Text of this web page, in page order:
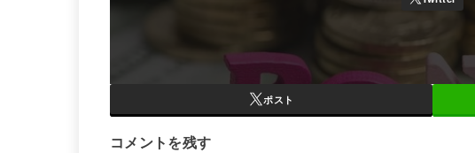
ポスト
コメントを残す